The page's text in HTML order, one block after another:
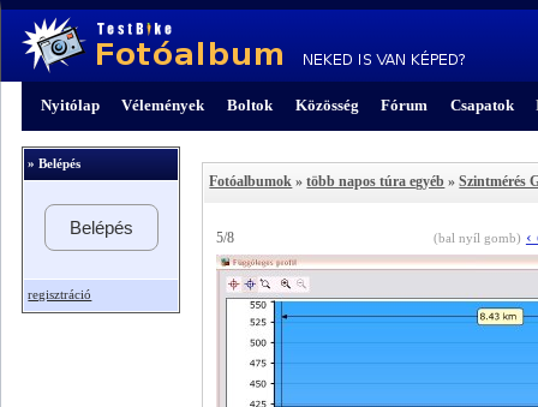
Nyitólap Vélemények Boltok Közösség Fórum Csapatok
» Belépés
Belépés
regisztráció
Fotóalbumok »több napos túra egyéb »Szintmérés
5/8 (bal nyíl gomb) ‹